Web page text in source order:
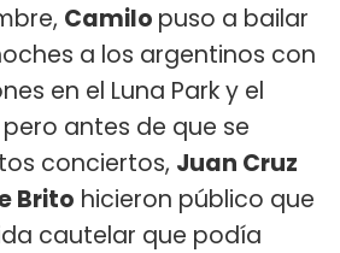
Camilo puso a bailar
a los argentinos con
en el Luna Park y el
antes de que se
conciertos, Juan Cruz
Brito hicieron público que
cautelar que podía